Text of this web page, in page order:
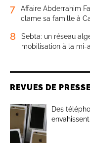
7
Affaire Abderrahim
clame sa famille à
8
Sebta: un réseau
mobilisation à la mi-
REVUES DE PRESSE
Des